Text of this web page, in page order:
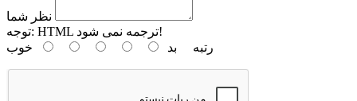
نظر شما
توجه:
HTML ترجمه نمی شود!
رتبه بد خوب